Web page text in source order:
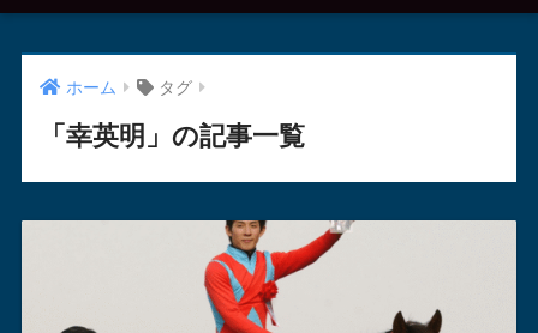
ホーム タグ
「幸英明」の記事一覧